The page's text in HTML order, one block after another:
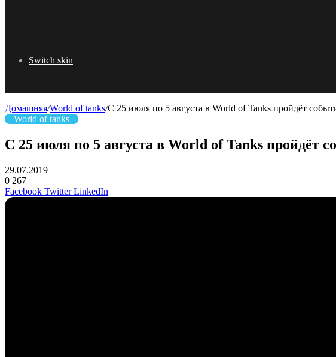
Switch skin
Домашняя/World of tanks/С 25 июля по 5 августа в World of Tanks пройдёт
World of tanks
С 25 июля по 5 августа в World of Tanks пройдёт
29.07.2019
0 267
Facebook Twitter LinkedIn